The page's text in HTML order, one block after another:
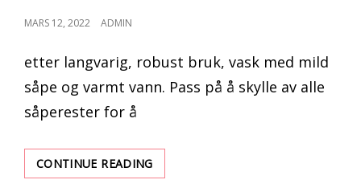
POSTED
MARS 12, 2022 ADMIN
etter langvarig, robust bruk, vask med mild
såpe og varmt vann. Pass på å skylle av alle
såperester for å
CONTINUE READINGSPØRSMÅL:
KAN